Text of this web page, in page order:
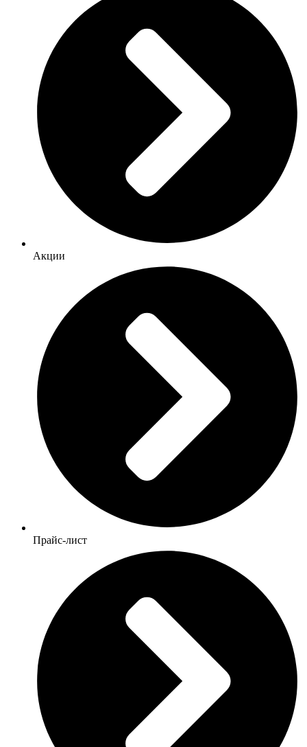
Акции
Прайс-лист